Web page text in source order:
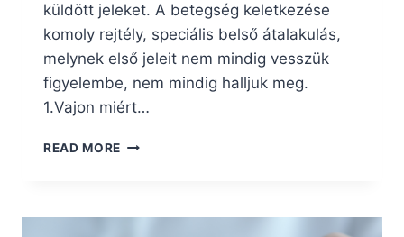
küldött jeleket. A betegség keletkezése
komoly rejtély, speciális belső átalakulás,
melynek első jeleit nem mindig vesszük
figyelembe, nem mindig halljuk meg.
1.Vajon miért…
READ MORE A
ÜZEN,